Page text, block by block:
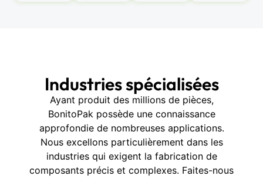
Industries spécialisées
Ayant produit des millions de pièces,
BonitoPak possède une connaissance
approfondie de nombreuses applications.
Nous excellons particulièrement dans les
industries qui exigent la fabrication de
composants précis et complexes. Faites-nous